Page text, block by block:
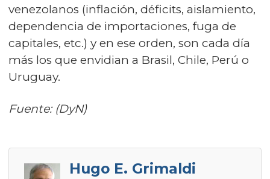
venezolanos (inflación, déficits, aislamiento,
dependencia de importaciones, fuga de
capitales, etc.) y en ese orden, son cada día
más los que envidian a Brasil, Chile, Perú o
Uruguay.
Fuente: (DyN)
Hugo E. Grimaldi